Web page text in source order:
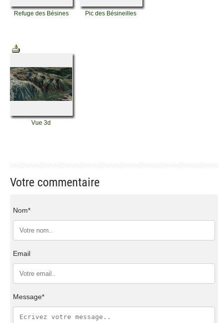
Refuge des Bésines Pic des Bésineilles
Vue 3d
Votre commentaire
Nom*
Email
Message*